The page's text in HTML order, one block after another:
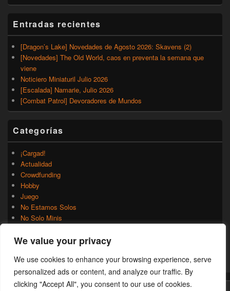
We value your privacy
We use cookies to enhance your browsing experience, serve
personalized ads or content, and analyze our traffic. By
clicking "Accept All", you consent to our use of cookies.
Entradas recientes
[Dragon’s Lake] Novedades de Agosto 2026: Skavens (2)
[Novedades] The Old World, caos en preventa la semana que
viene
Noticiero Miniaturil Julio 2026
[Escalada] Namarie, Julio 2026
[Combat Patrol] Devoradores de Mundos
Categorías
¡Cargad!
Actualidad
Crowdfunding
Hobby
Juego
No Estamos Solos
No Solo Minis
Rumores
Uncategorized